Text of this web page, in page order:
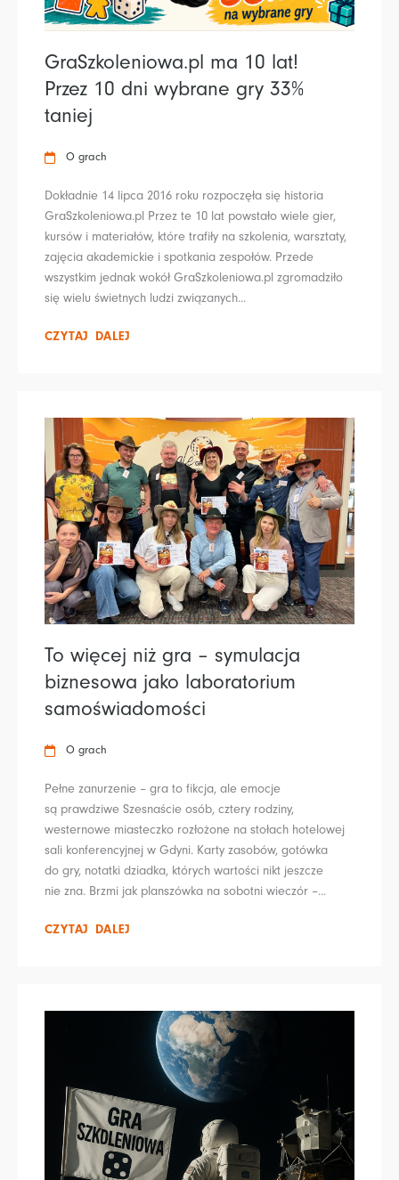
GraSzkoleniowa.pl ma 10 lat!
Przez 10 dni wybrane gry 33%
taniej
O grach
Dokładnie 14 lipca 2016 roku rozpoczęła się historia
GraSzkoleniowa.pl Przez te 10 lat powstało wiele gier,
kursów i materiałów, które trafiły na szkolenia, warsztaty,
zajęcia akademickie i spotkania zespołów. Przede
wszystkim jednak wokół GraSzkoleniowa.pl zgromadziło
się wielu świetnych ludzi związanych...
CZYTAJ DALEJ
To więcej niż gra – symulacja
biznesowa jako laboratorium
samoświadomości
O grach
Pełne zanurzenie – gra to fikcja, ale emocje
są prawdziwe Szesnaście osób, cztery rodziny,
westernowe miasteczko rozłożone na stołach hotelowej
sali konferencyjnej w Gdyni. Karty zasobów, gotówka
do gry, notatki dziadka, których wartości nikt jeszcze
nie zna. Brzmi jak planszówka na sobotni wieczór –...
CZYTAJ DALEJ